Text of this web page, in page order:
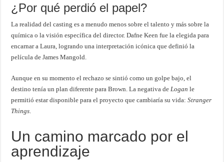
¿Por qué perdió el papel?
La realidad del casting es a menudo menos sobre el talento y más sobre la
química o la visión específica del director. Dafne Keen fue la elegida para
encarnar a Laura, logrando una interpretación icónica que definió la
película de James Mangold.
Aunque en su momento el rechazo se sintió como un golpe bajo, el
destino tenía un plan diferente para Brown. La negativa deLogan le
permitió estar disponible para el proyecto que cambiaría su vida:Stranger
Things.
Un camino marcado por el
aprendizaje